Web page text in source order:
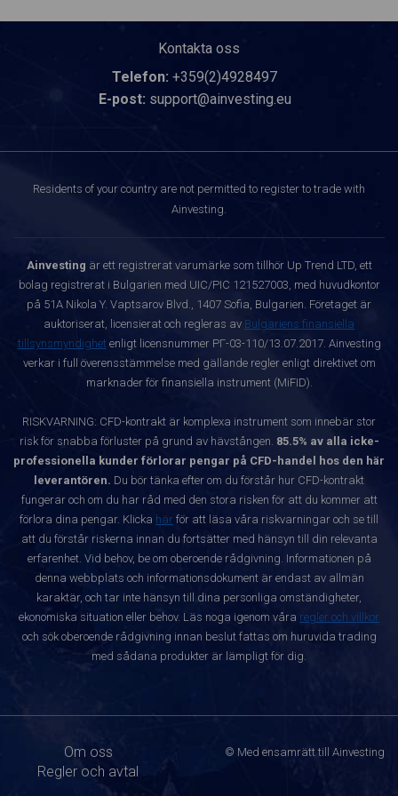
Kontakta oss
Telefon: +359(2)4928497
E-post: support@ainvesting.eu
Residents of your country are not permitted to register to trade with
Ainvesting.
Ainvesting är ett registrerat varumärke som tillhör Up Trend LTD, ett
bolag registrerat i Bulgarien med UIC/PIC 121527003, med huvudkontor
på 51A Nikola Y. Vaptsarov Blvd., 1407 Sofia, Bulgarien. Företaget är
auktoriserat, licensierat och regleras av Bulgariens finansiella
tillsynsmyndighetenligt licensnummer РГ-03-110/13.07.2017. Ainvesting
verkar i full överensstämmelse med gällande regler enligt direktivet om
marknader för finansiella instrument (MiFID).
RISKVARNING: CFD-kontrakt är komplexa instrument som innebär stor
risk för snabba förluster på grund av hävstången. 85.5% av alla icke-
professionella kunder förlorar pengar på CFD-handel hos den här
leverantören. Du bör tänka efter om du förstår hur CFD-kontrakt
fungerar och om du har råd med den stora risken för att du kommer att
förlora dina pengar. Klicka här för att läsa våra riskvarningar och se till
att du förstår riskerna innan du fortsätter med hänsyn till din relevanta
erfarenhet. Vid behov, be om oberoende rådgivning. Informationen på
denna webbplats och informationsdokument är endast av allmän
karaktär, och tar inte hänsyn till dina personliga omständigheter,
ekonomiska situation eller behov. Läs noga igenom våra regler och villkor
och sök oberoende rådgivning innan beslut fattas om huruvida trading
med sådana produkter är lämpligt för dig.
Om oss
Regler och avtal
© Med ensamrätt till Ainvesting